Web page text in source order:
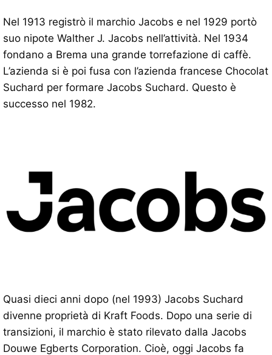
Nel 1913 registrò il marchio Jacobs e nel 1929 portò
suo nipote Walther J. Jacobs nell’attività. Nel 1934
fondano a Brema una grande torrefazione di caffè.
L’azienda si è poi fusa con l’azienda francese Chocolat
Suchard per formare Jacobs Suchard. Questo è
successo nel 1982.
Quasi dieci anni dopo (nel 1993) Jacobs Suchard
divenne proprietà di Kraft Foods. Dopo una serie di
transizioni, il marchio è stato rilevato dalla Jacobs
Douwe Egberts Corporation. Cioè, oggi Jacobs fa